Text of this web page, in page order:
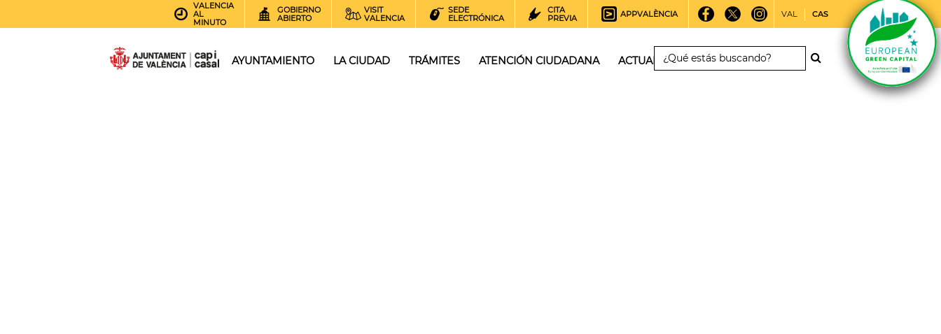
VALENCIA
AL
MINUTO
GOBIERNO
ABIERTO
VISIT
VALENCIA
SEDE
ELECTRÓNICA
CITA
PREVIA
APPVALÈNCIA VAL CAS
AYUNTAMIENTO LA CIUDAD TRÁMITES ATENCIÓN CIUDADANA ACTUALIDAD